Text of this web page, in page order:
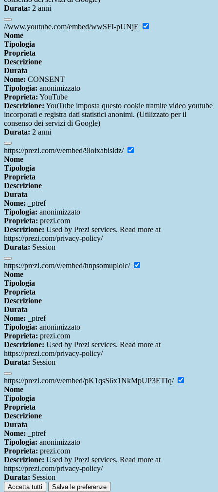
Durata: 2 anni
//www.youtube.com/embed/wwSFI-pUNjE
Nome
Tipologia
Proprieta
Descrizione
Durata
Nome: CONSENT
Tipologia: anonimizzato
Proprieta: YouTube
Descrizione: YouTube imposta questo cookie tramite video youtube
incorporati e registra dati statistici anonimi. (Utilizzato per il
consenso dei servizi di Google)
Durata: 2 anni
https://prezi.com/v/embed/9loixabisldz/
Nome
Tipologia
Proprieta
Descrizione
Durata
Nome: _ptref
Tipologia: anonimizzato
Proprieta: prezi.com
Descrizione: Used by Prezi services. Read more at
https://prezi.com/privacy-policy/
Durata: Session
https://prezi.com/v/embed/hnpsomuplolc/
Nome
Tipologia
Proprieta
Descrizione
Durata
Nome: _ptref
Tipologia: anonimizzato
Proprieta: prezi.com
Descrizione: Used by Prezi services. Read more at
https://prezi.com/privacy-policy/
Durata: Session
https://prezi.com/v/embed/pK1qsS6x1NkMpUP3ETIq/
Nome
Tipologia
Proprieta
Descrizione
Durata
Nome: _ptref
Tipologia: anonimizzato
Proprieta: prezi.com
Descrizione: Used by Prezi services. Read more at
https://prezi.com/privacy-policy/
Durata: Session
Accetta tutti Salva le preferenze